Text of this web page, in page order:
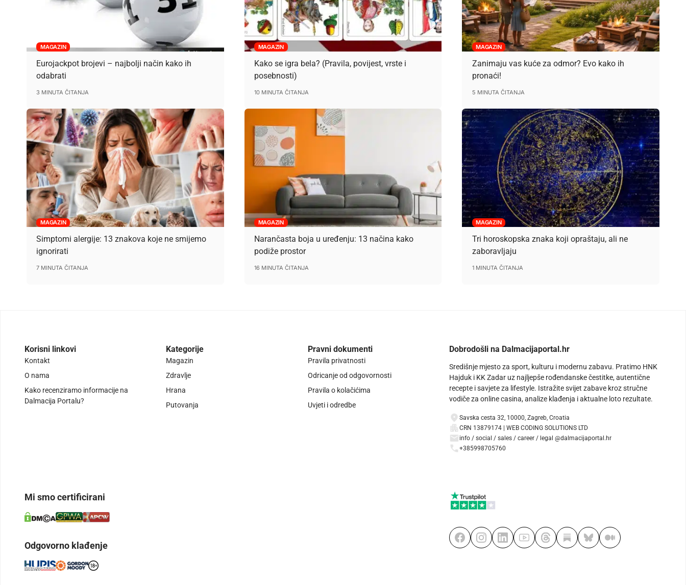
MAGAZIN
Eurojackpot brojevi – najbolji način kako ih
odabrati
3 MINUTA ČITANJA
MAGAZIN
Kako se igra bela? (Pravila, povijest, vrste i
posebnosti)
10 MINUTA ČITANJA
MAGAZIN
Zanimaju vas kuće za odmor? Evo kako ih
pronaći!
5 MINUTA ČITANJA
MAGAZIN
Simptomi alergije: 13 znakova koje ne smijemo
ignorirati
7 MINUTA ČITANJA
MAGAZIN
Narančasta boja u uređenju: 13 načina kako
podiže prostor
16 MINUTA ČITANJA
MAGAZIN
Tri horoskopska znaka koji opraštaju, ali ne
zaboravljaju
1 MINUTA ČITANJA
Korisni linkovi
Kontakt
O nama
Kako recenziramo informacije na
Dalmacija Portalu?
Kategorije
Magazin
Zdravlje
Hrana
Putovanja
Pravni dokumenti
Pravila privatnosti
Odricanje od odgovornosti
Pravila o kolačićima
Uvjeti i odredbe
Dobrodošli na Dalmacijaportal.hr
Središnje mjesto za sport, kulturu i modernu zabavu. Pratimo HNK
Hajduk i KK Zadar uz najljepše rođendanske čestitke, autentične
recepte i savjete za lifestyle. Istražite svijet zabave kroz stručne
vodiče za online casina, analize klađenja i aktualne loto rezultate.
Savska cesta 32, 10000, Zagreb, Croatia
CRN 13879174 | WEB CODING SOLUTIONS LTD
info / social / sales / career / legal @dalmacijaportal.hr
+385998705760
Mi smo certificirani
Odgovorno klađenje